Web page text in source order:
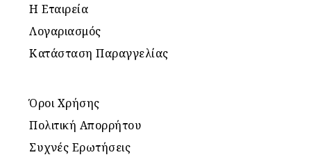
Η Εταιρεία
Λογαριασμός
Κατάσταση Παραγγελίας
Όροι Χρήσης
Πολιτική Απορρήτου
Συχνές Ερωτήσεις